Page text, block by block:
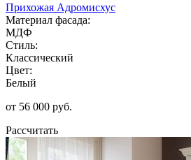
Прихожая Адромисхус
Материал фасада:
МДФ
Стиль:
Классический
Цвет:
Белый
от 56 000 руб.
Рассчитать